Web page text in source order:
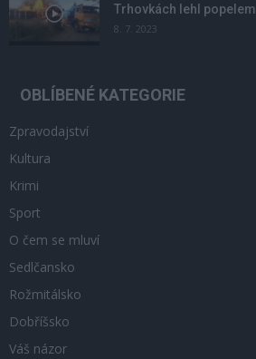
Trhovkách lehl popelem
8. 7. 2023
OBLÍBENÉ KATEGORIE
Zpravodajství
Kultura
Krimi
Sport
O čem se mluví
Sedlčansko
Rožmitálsko
Dobříšsko
Váš názor